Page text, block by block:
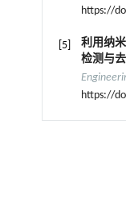
https://
[5]
利用纳
检测与
https://